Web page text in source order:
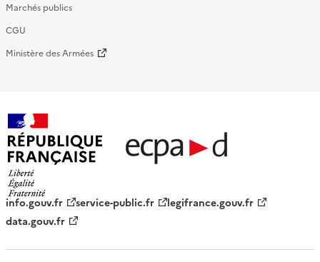
Marchés publics
CGU
Ministère des Armées
française - ECPAD
info.gouv.fr service-public.fr
legifrance.gouv.fr
data.gouv.fr